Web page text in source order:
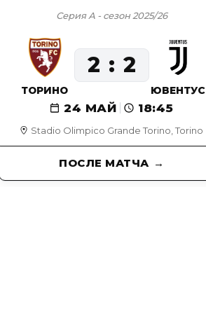
Stadio Olimpico Grande Torino, Torino
Серия А - сезон 2025/26
24 МАЙ 18:45
ТОРИНО
2 2
ЮВЕНТУС
ПОСЛЕ МАТЧА